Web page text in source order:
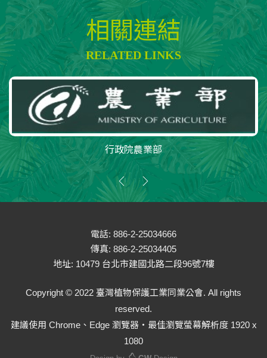
相關連結
RELATED LINKS
行政院農業部
電話: 886-2-25034666
傳真: 886-2-25034405
地址: 10479 台北市建國北路二段96號7樓
Copyright © 2022 臺灣植物保護工業同業公會. All rights
reserved.
建議使用 Chrome、Edge 瀏覽器‧最佳瀏覽螢幕解析度 1920 x
1080